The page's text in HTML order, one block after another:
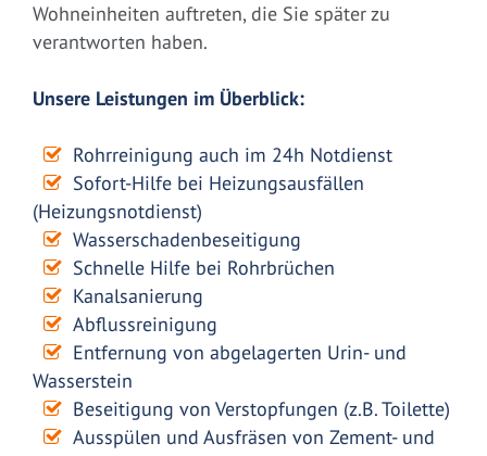
Wohneinheiten auftreten, die Sie später zu
verantworten haben.
Unsere Leistungen im Überblick:
Rohrreinigung auch im 24h Notdienst
Sofort-Hilfe bei Heizungsausfällen
(Heizungsnotdienst)
Wasserschadenbeseitigung
Schnelle Hilfe bei Rohrbrüchen
Kanalsanierung
Abflussreinigung
Entfernung von abgelagerten Urin- und
Wasserstein
Beseitigung von Verstopfungen (z.B. Toilette)
Ausspülen und Ausfräsen von Zement- und